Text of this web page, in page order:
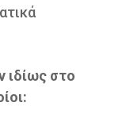
ιδίως στο